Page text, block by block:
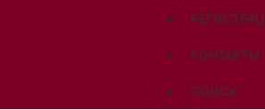
КОНТАКТЫ
ПОИСК